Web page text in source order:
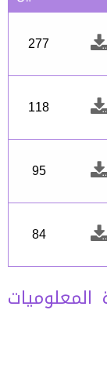
277
118
95
84